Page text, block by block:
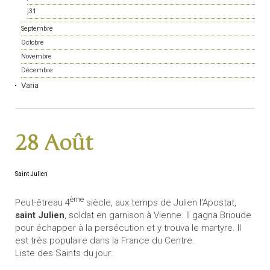
j31
Septembre
Octobre
Novembre
Décembre
Varia
28 Août
Saint Julien
Peut-êtreau 4ème siècle, aux temps de Julien l'Apostat,
saint Julien, soldat en garnison à Vienne. Il gagna Brioude
pour échapper à la persécution et y trouva le martyre. Il
est très populaire dans la France du Centre.
Liste des Saints du jour: